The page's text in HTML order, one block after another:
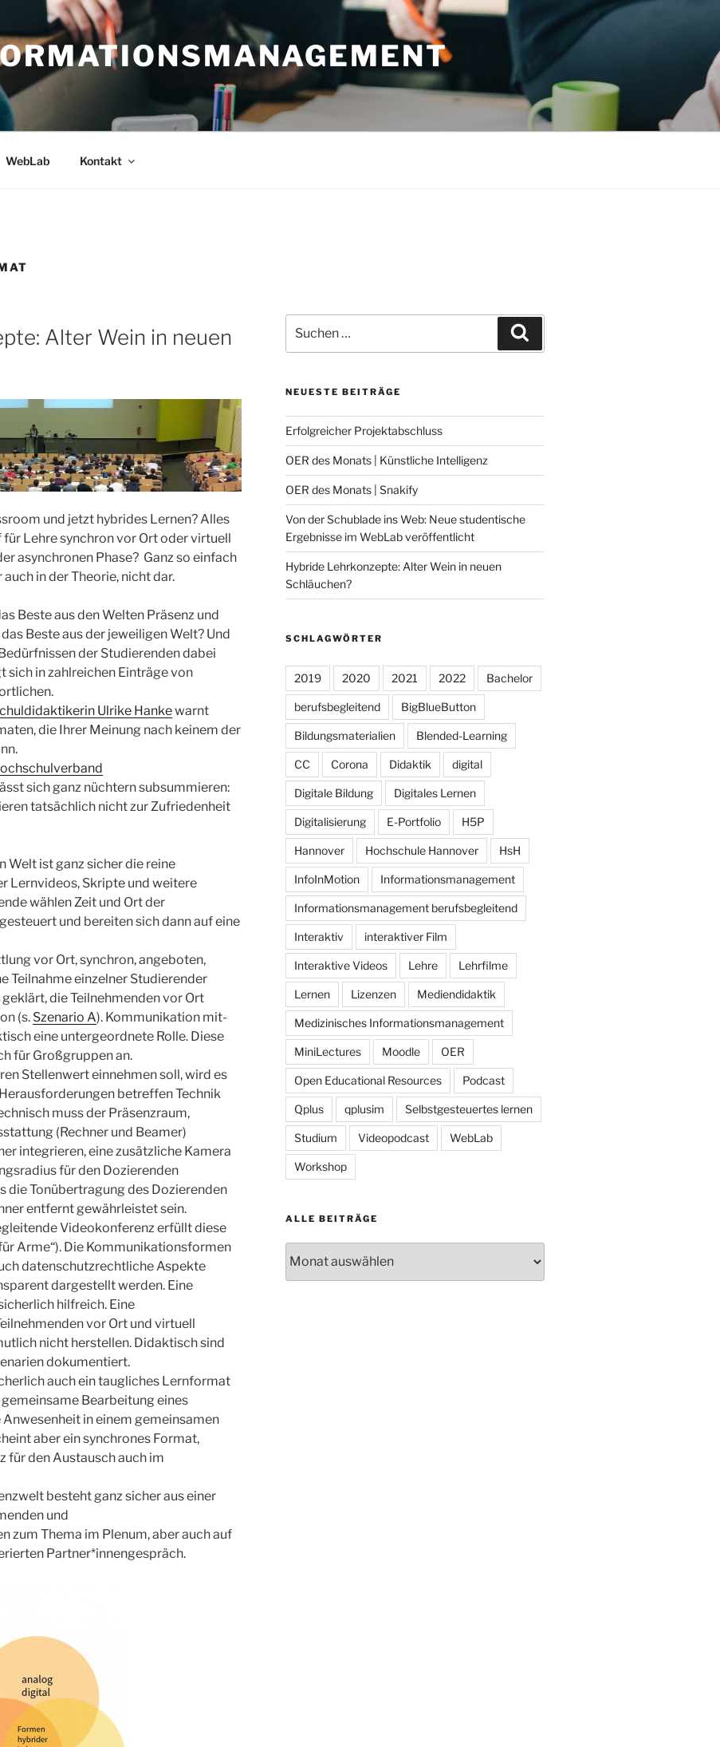
WebLab Kontakt
Alter Wein in neuen
und jetzt hybrides Lernen? Alles
Lehre synchron vor Ort oder virtuell
asynchronen Phase? Ganz so einfach
in der Theorie, nicht dar.
Beste aus den Welten Präsenz und
Beste aus der jeweiligen Welt? Und
der Studierenden dabei
in zahlreichen Einträge von
Ulrike Hankewarnt
die Ihrer Meinung nach keinem der
sich ganz nüchtern subsummieren:
tatsächlich nicht zur Zufriedenheit
Welt ist ganz sicher die reine
Lernvideos, Skripte und weitere
wählen Zeit und Ort der
und bereiten sich dann auf eine
vor Ort, synchron, angeboten,
Teilnahme einzelner Studierender
die Teilnehmenden vor Ort
(s. Szenario A). Kommunikation mit-
eine untergeordnete Rolle. Diese
für Großgruppen an.
Stellenwert einnehmen soll, wird es
betreffen Technik
muss der Präsenzraum,
(Rechner und Beamer)
integrieren, eine zusätzliche Kamera
für den Dozierenden
die Tonübertragung des Dozierenden
entfernt gewährleistet sein.
Videokonferenz erfüllt diese
Arme“). Die Kommunikationsformen
datenschutzrechtliche Aspekte
dargestellt werden. Eine
hilfreich. Eine
vor Ort und virtuell
nicht herstellen. Didaktisch sind
dokumentiert.
auch ein taugliches Lernformat
Bearbeitung eines
in einem gemeinsamen
aber ein synchrones Format,
für den Austausch auch im
besteht ganz sicher aus einer
und
zum Thema im Plenum, aber auch auf
Partner*innengespräch.
nach:
NEUESTE BEITRÄGE
Erfolgreicher Projektabschluss
OER des Monats | Künstliche Intelligenz
OER des Monats | Snakify
Von der Schublade ins Web: Neue studentische
Ergebnisse im WebLab veröffentlicht
Hybride Lehrkonzepte: Alter Wein in neuen
Schläuchen?
SCHLAGWÖRTER
2019 2020 2021 2022 Bachelor
berufsbegleitend BigBlueButton
Bildungsmaterialien Blended-Learning
CC Corona Didaktik digital
Digitale Bildung Digitales Lernen
Digitalisierung E-Portfolio H5P
Hannover Hochschule Hannover HsH
InfoInMotion Informationsmanagement
Informationsmanagement berufsbegleitend
Interaktiv interaktiver Film
Interaktive Videos Lehre Lehrfilme
Lernen Lizenzen Mediendidaktik
Medizinisches Informationsmanagement
MiniLectures Moodle OER
Open Educational Resources Podcast
Qplus qplusim Selbstgesteuertes lernen
Studium Videopodcast WebLab
Workshop
ALLE BEITRÄGE
Beiträge